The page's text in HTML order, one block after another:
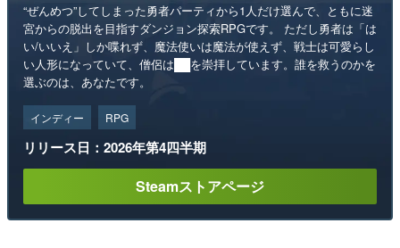
“ぜんめつ”してしまった勇者パーティから1人だけ選んで、ともに迷
宮からの脱出を目指すダンジョン探索RPGです。 ただし勇者は「は
い/いいえ」しか喋れず、魔法使いは魔法が使えず、戦士は可愛らし
い人形になっていて、僧侶は██を崇拝しています。誰を救うのかを
選ぶのは、あなたです。
インディー RPG
リリース日：2026年第4四半期
Steamストアページ